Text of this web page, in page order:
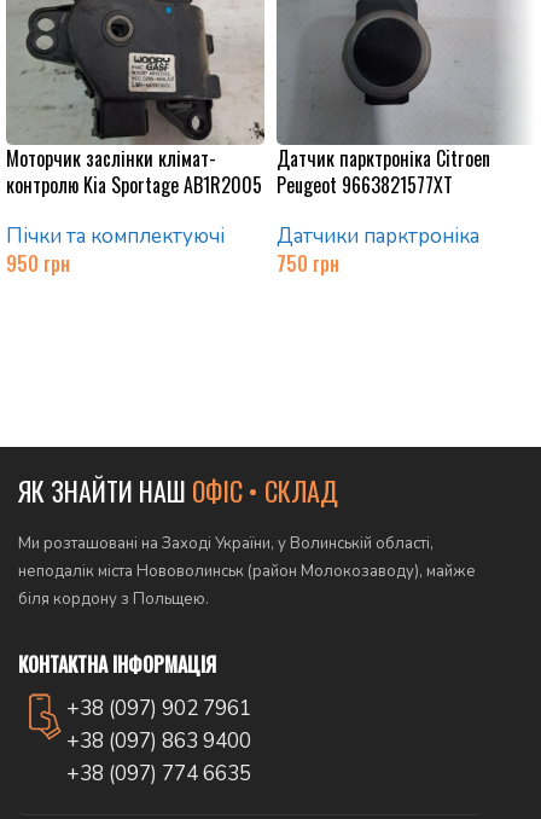
Моторчик заслінки клімат-
контролю Kia Sportage AB1R2005
Пічки та комплектуючі
950 грн
Датчик парктроніка Citroen
Peugeot 9663821577XT
Датчики парктроніка
750 грн
ЯК ЗНАЙТИ НАШ ОФІС • СКЛАД
Ми розташовані на Заході України, у Волинській області,
неподалік міста Нововолинськ (район Молокозаводу), майже
біля кордону з Польщею.
КОНТАКТНА ІНФОРМАЦІЯ
+38 (097) 902 7961
+38 (097) 863 9400
+38 (097) 774 6635